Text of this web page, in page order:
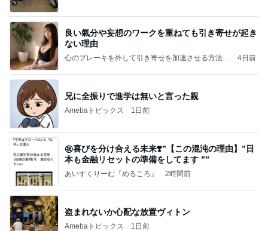
良い氣分や妄想のワークを重ねても引き寄せが起き
ない理由
心のブレーキを外して引き寄せを加速させる方法：
4日前
兄に全振りで進学は無いと言った親
Amebaトピックス 1日前
㊗️喜びを分け合える未来❣️”【この混沌の理由】”⽇
本も⾦融リセットの準備をしてます ””
あいすくりーむ『めるころ』 2時間前
盗まれないか心配な放置ヴィトン
Amebaトピックス 1日前